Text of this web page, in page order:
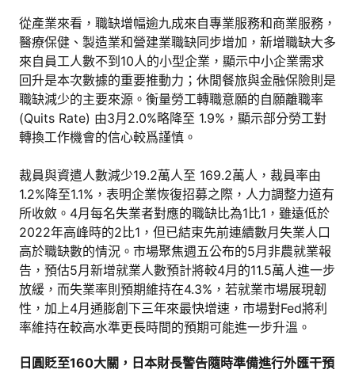
從產業來看，職缺增幅逾九成來自專業服務和商業服務，
醫療保健、製造業和營建業職缺同步增加，新增職缺大多
來自員工人數不到10人的小型企業，顯示中小企業需求
回升是本次數據的重要推動力；休閒餐旅與金融保險則是
職缺減少的主要來源。衡量勞工轉職意願的自願離職率
(Quits Rate) 由3月2.0%略降至 1.9%，顯示部分勞工對
轉換工作機會的信心較爲謹慎。
裁員與資遣人數減少19.2萬人至 169.2萬人，裁員率由
1.2%降至1.1%，表明企業恢復招募之際，人力調整力道有
所收斂。4月每名失業者對應的職缺比為1比1，雖遠低於
2022年高峰時的2比1，但已結束先前連續數月失業人口
高於職缺數的情況。市場聚焦週五公布的5月非農就業報
告，預估5月新增就業人數預計將較4月的11.5萬人進一步
放緩，而失業率則預期維持在4.3%，若就業市場展現韌
性，加上4月通膨創下三年來最快增速，市場對Fed將利
率維持在較高水準更長時間的預期可能進一步升溫。
日圓貶至160大關，日本財長警告隨時準備進行外匯干預